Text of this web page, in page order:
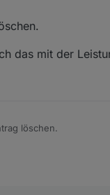
Ausführen
Hilfewieder
stoppen!).
das mit der
löschen.
ich das mit der